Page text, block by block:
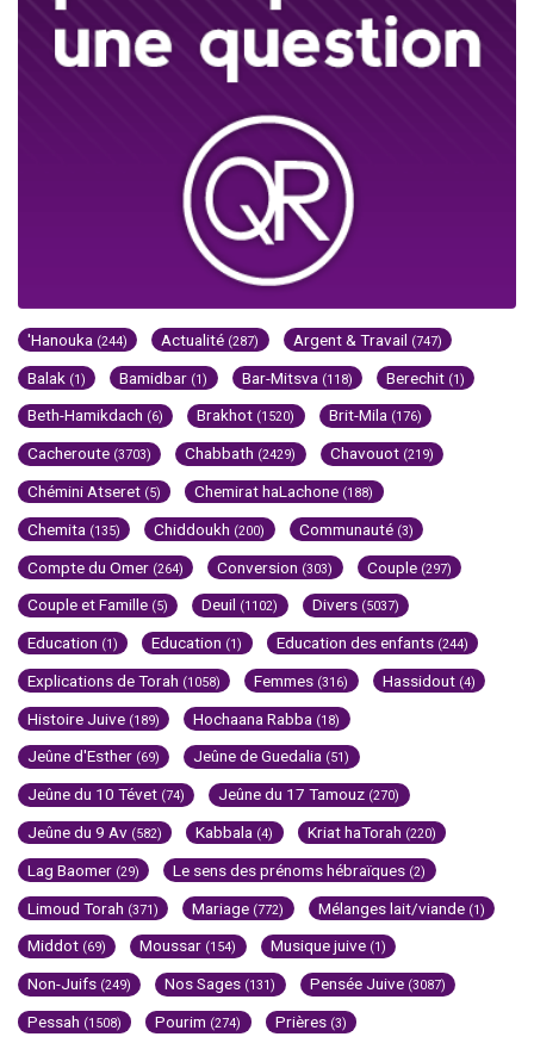
'Hanouka (244) Actualité (287) Argent & Travail (747)
Balak (1) Bamidbar (1) Bar-Mitsva (118) Berechit (1)
Beth-Hamikdach (6) Brakhot (1520) Brit-Mila (176)
Cacheroute (3703) Chabbath (2429) Chavouot (219)
Chémini Atseret (5) Chemirat haLachone (188)
Chemita (135) Chiddoukh (200) Communauté (3)
Compte du Omer (264) Conversion (303) Couple (297)
Couple et Famille (5) Deuil (1102) Divers (5037)
Education (1) Education (1) Education des enfants (244)
Explications de Torah (1058) Femmes (316) Hassidout (4)
Histoire Juive (189) Hochaana Rabba (18)
Jeûne d'Esther (69) Jeûne de Guedalia (51)
Jeûne du 10 Tévet (74) Jeûne du 17 Tamouz (270)
Jeûne du 9 Av (582) Kabbala (4) Kriat haTorah (220)
Lag Baomer (29) Le sens des prénoms hébraïques (2)
Limoud Torah (371) Mariage (772) Mélanges lait/viande (1)
Middot (69) Moussar (154) Musique juive (1)
Non-Juifs (249) Nos Sages (131) Pensée Juive (3087)
Pessah (1508) Pourim (274) Prières (3)